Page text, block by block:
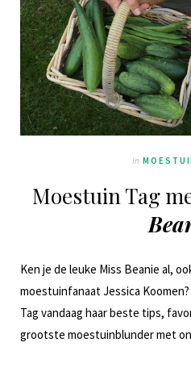
In
Moestuin Tag
Ken je de leuke Miss Beanie al,
moestuinfanaat Jessica
Tag vandaag haar beste tips,
grootste moestuinblunder met